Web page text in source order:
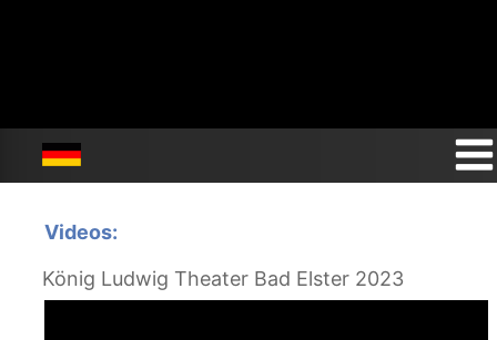
Videos:
König Ludwig Theater Bad Elster 2023